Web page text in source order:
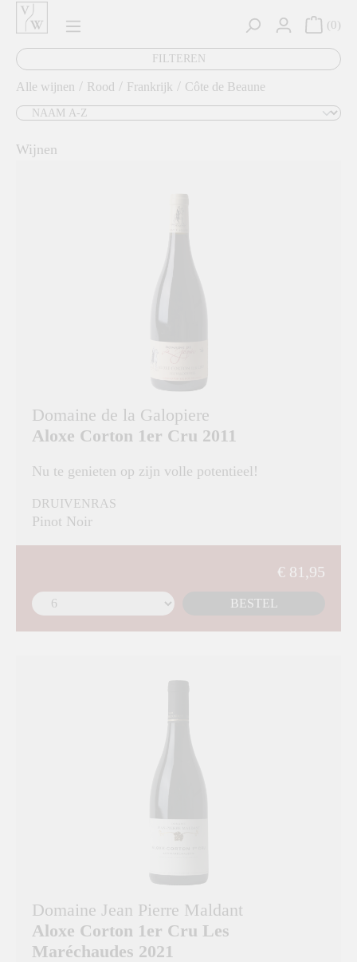
0
FILTEREN
Alle wijnen / Rood / Frankrijk / Côte de Beaune
Wijnen
Domaine de la Galopiere
Aloxe Corton 1er Cru 2011
Nu te genieten op zijn volle potentieel!
DRUIVENRAS
Pinot Noir
€ 81,95
BESTEL
Domaine Jean Pierre Maldant
Aloxe Corton 1er Cru Les
Maréchaudes 2021